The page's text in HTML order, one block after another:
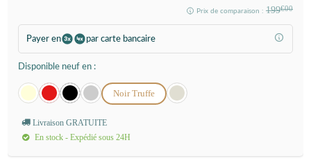
Prix de comparaison : 199€00
Payer en par carte bancaire
Disponible neuf en :
Noir Truffe
Livraison GRATUITE
En stock - Expédié sous 24H